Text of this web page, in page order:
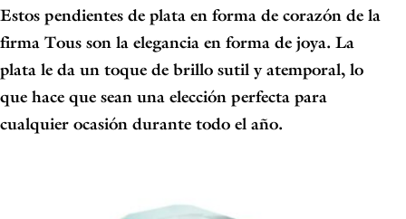
Estos pendientes de plata en forma de corazón de la
firma Tous son la elegancia en forma de joya. La
plata le da un toque de brillo sutil y atemporal, lo
que hace que sean una elección perfecta para
cualquier ocasión durante todo el año.